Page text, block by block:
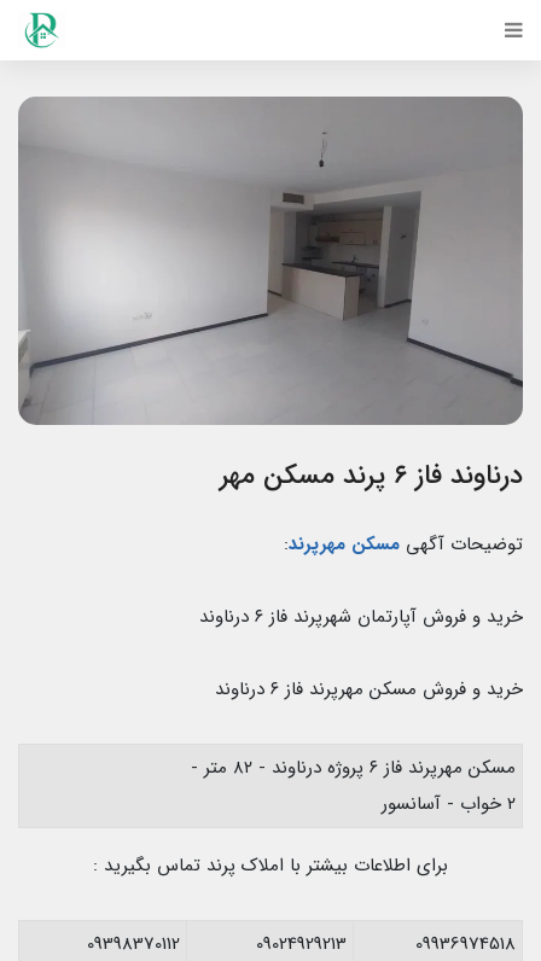
درناوند فاز ۶ پرند مسکن مهر
توضیحات آگهی مسکن مهرپرند:
خرید و فروش آپارتمان شهرپرند فاز ۶ درناوند
خرید و فروش مسکن مهرپرند فاز ۶ درناوند
مسکن مهرپرند فاز ۶ پروژه درناوند - ۸۲ متر -
۲ خواب - آسانسور
برای اطلاعات بیشتر با املاک پرند تماس بگیرید :
09936974518
09024929213
09398370112